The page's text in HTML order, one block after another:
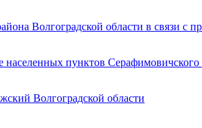
Волгоградской области в связи с
пунктов Серафимовичского
Волгоградской области